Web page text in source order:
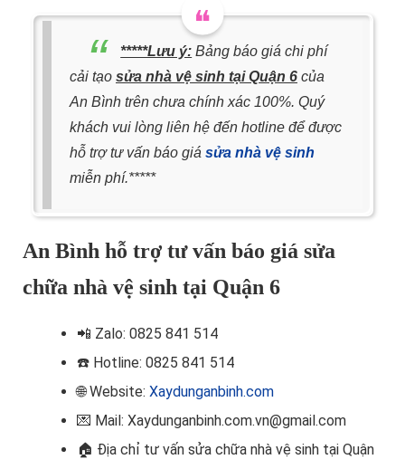
*****Lưu ý: Bảng báo giá chi phí
cải tạo sửa nhà vệ sinh tại Quận 6 của
An Bình trên chưa chính xác 100%. Quý
khách vui lòng liên hệ đến hotline để được
hỗ trợ tư vấn báo giá sửa nhà vệ sinh
miễn phí.*****
An Bình hỗ trợ tư vấn báo giá sửa
chữa nhà vệ sinh tại Quận 6
📲 Zalo: 0825 841 514
☎️ Hotline: 0825 841 514
🌐 Website: Xaydunganbinh.com
💌 Mail: Xaydunganbinh.com.vn@gmail.com
🏠 Địa chỉ tư vấn sửa chữa nhà vệ sinh tại Quận